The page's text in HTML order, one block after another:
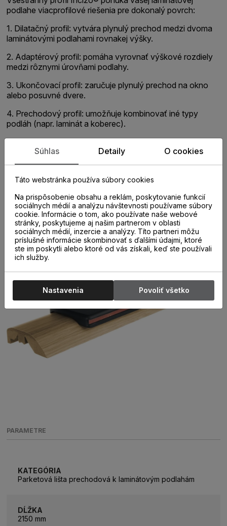
podlahe viacprofilové riešenia pre dokonalý povrch:
1. Dilatačný profil: vytvára plynulý prechod medzi dvoma
laminátovými podlahami rovnakej výšky.
2. Adaptérový profil: pomáha vyrovnať výškové rozdiely
medzi rôznymi úrovňami podlahy.
3. Ukončovací profil: zaručuje plynulý prechod na okno
alebo posuvné dvere.
4. Prechodový profil: umožňuje kombinovať iné typy
podláh (napr. laminát a koberec).
5. Nos schodiska: ukončenie schodiska. Nutné prikúpiť
subprofil NEINCPBASE.
rôznymi miestnosťami. V prípade miestností s veľmi
inštaláciu.
PARAMETRE
KATEGÓRIA
Parketová lišta prechodová k laminátovým podlahám
DĹŽKA
2150 mm
Súhlas Detaily O cookies
Táto webstránka používa súbory cookies
Na prispôsobenie obsahu a reklám, poskytovanie funkcií
sociálnych médií a analýzu návštevnosti používame súbory
cookie. Informácie o tom, ako používate naše webové
stránky, poskytujeme aj našim partnerom v oblasti
sociálnych médií, inzercie a analýzy. Títo partneri môžu
príslušné informácie skombinovať s ďalšími údajmi, ktoré
ste im poskytli alebo ktoré od vás získali, keď ste používali
ich služby.
Nastavenia Povoliť všetko